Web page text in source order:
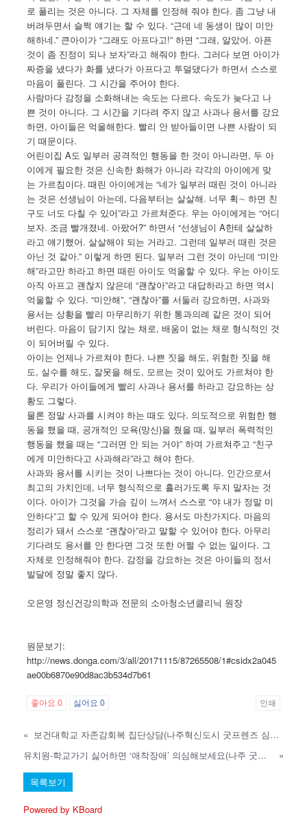
로 풀리는 것은 아니다. 그 자체를 인정해 줘야 한다. 좀 그냥 내
버려두면서 슬쩍 얘기는 할 수 있다. “근데 네 동생이 많이 미안
해하네.” 큰아이가 “그래도 아프다고!” 하면 “그래, 알았어. 아픈
것이 좀 진정이 되나 보자”라고 해줘야 한다. 그러다 보면 아이가
짜증을 냈다가 화를 냈다가 아프다고 투덜댔다가 하면서 스스로
마음이 풀린다. 그 시간을 주어야 한다.
사람마다 감정을 소화해내는 속도는 다르다. 속도가 늦다고 나
쁜 것이 아니다. 그 시간을 기다려 주지 않고 사과나 용서를 강요
하면, 아이들은 억울해한다. 빨리 안 받아들이면 나쁜 사람이 되
기 때문이다.
어린이집 A도 일부러 공격적인 행동을 한 것이 아니라면, 두 아
이에게 필요한 것은 신속한 화해가 아니라 각각의 아이에게 맞
는 가르침이다. 때린 아이에게는 “네가 일부러 때린 것이 아니라
는 것은 선생님이 아는데, 다음부터는 살살해. 너무 휙∼ 하면 친
구도 너도 다칠 수 있어”라고 가르쳐준다. 우는 아이에게는 “어디
보자. 조금 빨개졌네. 아팠어?” 하면서 “선생님이 A한테 살살하
라고 얘기했어. 살살해야 되는 거라고. 그런데 일부러 때린 것은
아닌 것 같아.” 이렇게 하면 된다. 일부러 그런 것이 아닌데 “미안
해”라고만 하라고 하면 때린 아이도 억울할 수 있다. 우는 아이도
아직 아프고 괜찮지 않은데 “괜찮아”라고 대답하라고 하면 역시
억울할 수 있다. “미안해”, “괜찮아”를 서둘러 강요하면, 사과와
용서는 상황을 빨리 마무리하기 위한 통과의례 같은 것이 되어
버린다. 마음이 담기지 않는 채로, 배움이 없는 채로 형식적인 것
이 되어버릴 수 있다.
아이는 언제나 가르쳐야 한다. 나쁜 짓을 해도, 위험한 짓을 해
도, 실수를 해도, 잘못을 해도, 모르는 것이 있어도 가르쳐야 한
다. 우리가 아이들에게 빨리 사과나 용서를 하라고 강요하는 상
황도 그렇다.
물론 정말 사과를 시켜야 하는 때도 있다. 의도적으로 위험한 행
동을 했을 때, 공개적인 모욕(망신)을 줬을 때, 일부러 폭력적인
행동을 했을 때는 “그러면 안 되는 거야” 하며 가르쳐주고 “친구
에게 미안하다고 사과해라”라고 해야 한다.
사과와 용서를 시키는 것이 나쁘다는 것이 아니다. 인간으로서
최고의 가치인데, 너무 형식적으로 흘러가도록 두지 말자는 것
이다. 아이가 그것을 가슴 깊이 느껴서 스스로 “야 내가 정말 미
안하다”고 할 수 있게 되어야 한다. 용서도 마찬가지다. 마음의
정리가 돼서 스스로 “괜찮아”라고 말할 수 있어야 한다. 아무리
기다려도 용서를 안 한다면 그것 또한 어쩔 수 없는 일이다. 그
자체로 인정해줘야 한다. 감정을 강요하는 것은 아이들의 정서
발달에 정말 좋지 않다.
오은영 정신건강의학과 전문의 소아청소년클리닉 원장
원문보기:
http://news.donga.com/3/all/20171115/87265508/1#csidx2a045
ae00b6870e90d8ac3b534d7b61
좋아요0 싫어요0 인쇄
«
보건대학교 자존감회복 집단상담(나주혁신도시 굿프렌즈 심리상담센터)
유치원-학교가기 싫어하면 ‘애착장애’ 의심해보세요(나주 굿프렌즈심리상담센터)
»
목록보기
Powered by KBoard